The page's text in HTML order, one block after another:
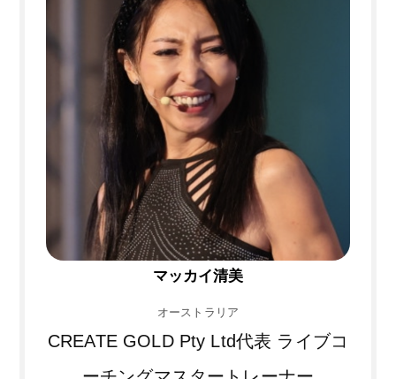
マッカイ清美
オーストラリア
CREATE GOLD Pty Ltd代表 ライブコ